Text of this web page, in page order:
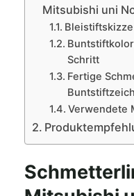
Mitsubishi uni
Bleistiftskizze
Schritt
Fertige
Verwendete